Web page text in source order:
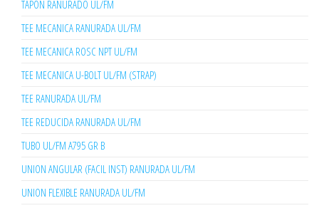
TAPON RANURADO UL/FM
TEE MECANICA RANURADA UL/FM
TEE MECANICA ROSC NPT UL/FM
TEE MECANICA U-BOLT UL/FM (STRAP)
TEE RANURADA UL/FM
TEE REDUCIDA RANURADA UL/FM
TUBO UL/FM A795 GR B
UNION ANGULAR (FACIL INST) RANURADA UL/FM
UNION FLEXIBLE RANURADA UL/FM